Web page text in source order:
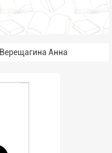
Верещагина Анна